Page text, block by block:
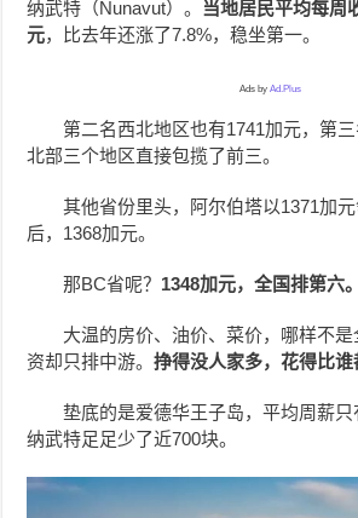
纳武特（Nunavut）。
当地居民平均每周
元，比去年还涨了7.8%，稳坐第一。
Ads byAd.Plus
第二名西北地区也有1741加元，第三
北部三个地区直接包揽了前三。
其他省份里头，阿尔伯塔以1371加
后，1368加元。
那BC省呢？ 1348加元，全国排第六。
大温的房价、油价、菜价，哪样不
资却只排中游。挣得没人家多，花得比谁
垫底的是爱德华王子岛，平均周薪只
纳武特足足少了近700块。